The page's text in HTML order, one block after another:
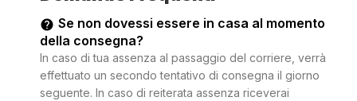
Se non dovessi essere in casa al momento
della consegna?
In caso di tua assenza al passaggio del corriere, verrà
effettuato un secondo tentativo di consegna il giorno
seguente. In caso di reiterata assenza riceverai